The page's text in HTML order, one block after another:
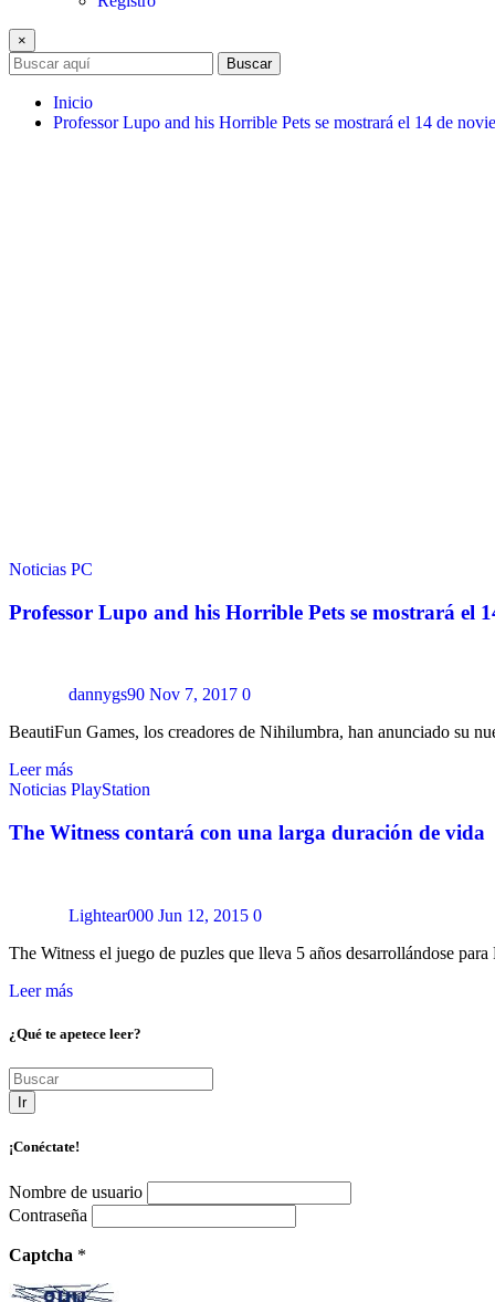
×
Buscar
Inicio
Professor Lupo and his Horrible Pets se mostrará el 14 de
Noticias PC
Professor Lupo and his Horrible Pets se mostrará el
dannygs90 Nov 7, 2017 0
BeautiFun Games, los creadores de Nihilumbra, han anunciado su
Leer más
Noticias PlayStation
The Witness contará con una larga duración de vida
Lightear000 Jun 12, 2015 0
The Witness el juego de puzles que lleva 5 años desarrollándose
Leer más
¿Qué te apetece leer?
Ir
¡Conéctate!
Nombre de usuario
Contraseña
Captcha *